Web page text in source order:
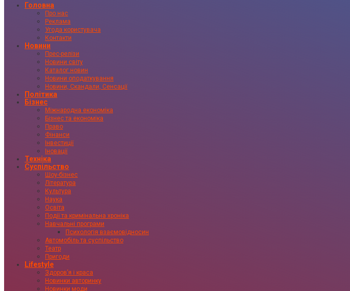
Головна
Про нас
Реклама
Угода користувача
Контакти
Новини
Прес-релізи
Новини світу
Каталог новин
Новини оподаткування
Новини, Скандали, Сенсації
Політика
Бізнес
Міжнародна економіка
Бізнес та економіка
Право
Фінанси
Інвестиції
Іновації
Техніка
Суспільство
Шоу-бізнес
Література
Культура
Наука
Освіта
Події та кримінальна хроніка
Навчальні програми
Психологія взаємовідносин
Автомобіль та суспільство
Театр
Пригоди
Lifestyle
Здоровʼя і краса
Новинки авторинку
Новинки моди